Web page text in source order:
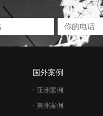
国外案例
亚洲案例
美洲案例